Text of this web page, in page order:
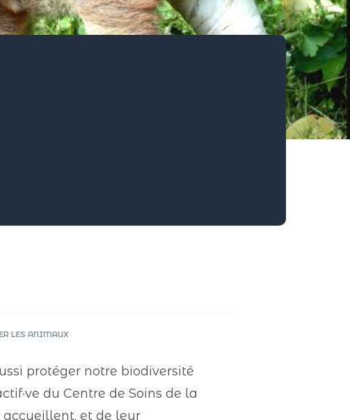
LES ANIMAUX
protéger notre biodiversité
du Centre de Soins de la
accueillent, et de leur